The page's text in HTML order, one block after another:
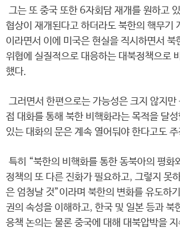
그는 또 중국 또한 6자회담 재개를 원하고
협상이 재개된다고 하더라도 북한의 핵무기
이라면서 이에 미국은 현실을 직시하면서 북
위협에 실질적으로 대응하는 대북정책으로
했다.
그러면서 한편으로는 가능성은 크지 않지만
접 대화를 통해 북한 비핵화라는 목적을 달
있는 대화의 문은 계속 열어둬야 한다고도
특히 “북한의 비핵화를 통한 동북아의 평화
정책의 또 다른 진화가 필요하고, 그렇지 못
은 엄청날 것”이라며 북한의 변화를 유도하
권의 속성을 이해하고, 한국 및 일본 등과 북
응책 논의는 물론 중국에 대해 대북압박을